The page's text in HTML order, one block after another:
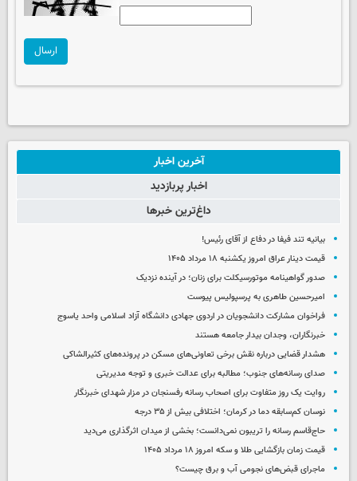
ارسال
آخرین اخبار
اخبار پربازدید
داغ‌ترین خبرها
بیانیه تند فیفا در دفاع از آقای رئیس!
قیمت دینار عراق امروز یکشنبه ۱۸ مرداد ۱۴۰۵
صدور گواهینامه موتورسیکلت برای زنان؛ در آینده نزدیک
امیرحسین طاهری به پرسپولیس پیوست
فراخوان مشارکت دانشجویان در اردوی جهادی دانشگاه آزاد اسلامی واحد یاسوج
خبرنگاران، وجدان بیدار جامعه هستند
هشدار قضایی درباره نقش برخی تعاونی‌های مسکن در پرونده‌های کثیرالشاکی
صدای رسانه‌های جنوب؛ مطالبه برای عدالت خبری و توجه مدیریتی
روایت یک روز متفاوت برای اصحاب رسانه رفسنجان در مزار شهدای خبرنگار
نوسان کم‌سابقه دما در کرمان؛ اختلافی بیش از ۳۵ درجه
حاج‌قاسم رسانه را تریبون نمی‌دانست؛ بخشی از میدان اثرگذاری می‌دید
قیمت زمان بازگشایی طلا و سکه امروز ۱۸ مرداد ۱۴۰۵
ماجرای قبض‌های نجومی آب و برق چیست؟